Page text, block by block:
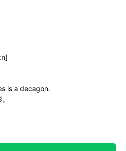
is a decagon.